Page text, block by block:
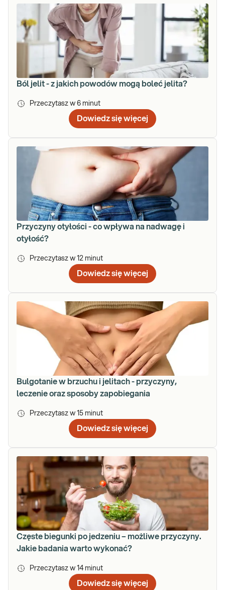
Ból jelit - z jakich powodów mogą boleć jelita?
Przeczytasz w 6 minut
Dowiedz się więcej
Przyczyny otyłości - co wpływa na nadwagę i
otyłość?
Przeczytasz w 12 minut
Dowiedz się więcej
Bulgotanie w brzuchu i jelitach - przyczyny,
leczenie oraz sposoby zapobiegania
Przeczytasz w 15 minut
Dowiedz się więcej
Częste biegunki po jedzeniu – możliwe przyczyny.
Jakie badania warto wykonać?
Przeczytasz w 14 minut
Dowiedz się więcej